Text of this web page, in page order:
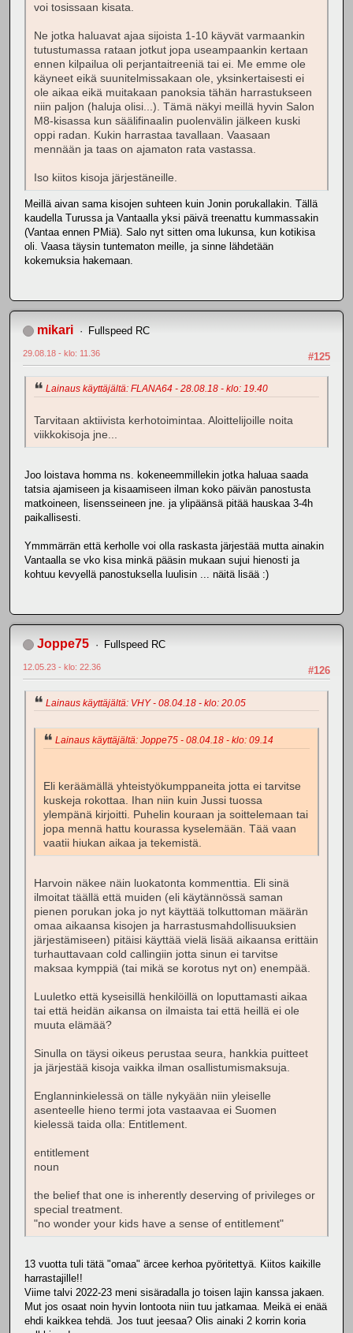
voi tosissaan kisata.
Ne jotka haluavat ajaa sijoista 1-10 käyvät varmaankin
tutustumassa rataan jotkut jopa useampaankin kertaan
ennen kilpailua oli perjantaitreeniä tai ei. Me emme ole
käyneet eikä suunitelmissakaan ole, yksinkertaisesti ei
ole aikaa eikä muitakaan panoksia tähän harrastukseen
niin paljon (haluja olisi...). Tämä näkyi meillä hyvin Salon
M8-kisassa kun säälifinaalin puolenvälin jälkeen kuski
oppi radan. Kukin harrastaa tavallaan. Vaasaan
mennään ja taas on ajamaton rata vastassa.
Iso kiitos kisoja järjestäneille.
Meillä aivan sama kisojen suhteen kuin Jonin porukallakin. Tällä
kaudella Turussa ja Vantaalla yksi päivä treenattu kummassakin
(Vantaa ennen PMiä). Salo nyt sitten oma lukunsa, kun kotikisa
oli. Vaasa täysin tuntematon meille, ja sinne lähdetään
kokemuksia hakemaan.
mikari Fullspeed RC
#125
29.08.18 - klo: 11.36
Lainaus käyttäjältä: FLANA64 - 28.08.18 - klo: 19.40
Tarvitaan aktiivista kerhotoimintaa. Aloittelijoille noita
viikkokisoja jne...
Joo loistava homma ns. kokeneemmillekin jotka haluaa saada
tatsia ajamiseen ja kisaamiseen ilman koko päivän panostusta
matkoineen, lisensseineen jne. ja ylipäänsä pitää hauskaa 3-4h
paikallisesti.
Ymmmärrän että kerholle voi olla raskasta järjestää mutta ainakin
Vantaalla se vko kisa minkä pääsin mukaan sujui hienosti ja
kohtuu kevyellä panostuksella luulisin ... näitä lisää :)
Joppe75 Fullspeed RC
#126
12.05.23 - klo: 22.36
Lainaus käyttäjältä: VHY - 08.04.18 - klo: 20.05
Lainaus käyttäjältä: Joppe75 - 08.04.18 - klo: 09.14
Eli keräämällä yhteistyökumppaneita jotta ei tarvitse
kuskeja rokottaa. Ihan niin kuin Jussi tuossa
ylempänä kirjoitti. Puhelin kouraan ja soittelemaan tai
jopa mennä hattu kourassa kyselemään. Tää vaan
vaatii hiukan aikaa ja tekemistä.
Harvoin näkee näin luokatonta kommenttia. Eli sinä
ilmoitat täällä että muiden (eli käytännössä saman
pienen porukan joka jo nyt käyttää tolkuttoman määrän
omaa aikaansa kisojen ja harrastusmahdollisuuksien
järjestämiseen) pitäisi käyttää vielä lisää aikaansa erittäin
turhauttavaan cold callingiin jotta sinun ei tarvitse
maksaa kymppiä (tai mikä se korotus nyt on) enempää.
Luuletko että kyseisillä henkilöillä on loputtamasti aikaa
tai että heidän aikansa on ilmaista tai että heillä ei ole
muuta elämää?
Sinulla on täysi oikeus perustaa seura, hankkia puitteet
ja järjestää kisoja vaikka ilman osallistumismaksuja.
Englanninkielessä on tälle nykyään niin yleiselle
asenteelle hieno termi jota vastaavaa ei Suomen
kielessä taida olla: Entitlement.
entitlement
noun
the belief that one is inherently deserving of privileges or
special treatment.
"no wonder your kids have a sense of entitlement"
13 vuotta tuli tätä "omaa" ärcee kerhoa pyöritettyä. Kiitos kaikille
harrastajille!!
Viime talvi 2022-23 meni sisäradalla jo toisen lajin kanssa jakaen.
Mut jos osaat noin hyvin lontoota niin tuu jatkamaa. Meikä ei enää
ehdi kaikkea tehdä. Jos tuut jeesaa? Olis ainaki 2 korrin koria